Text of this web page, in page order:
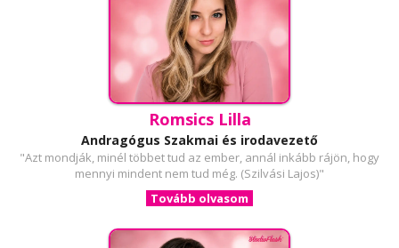
Romsics Lilla
Andragógus Szakmai és irodavezető
"Azt mondják, minél többet tud az ember, annál inkább rájön, hogy
mennyi mindent nem tud még. (Szilvási Lajos)"
Tovább olvasom